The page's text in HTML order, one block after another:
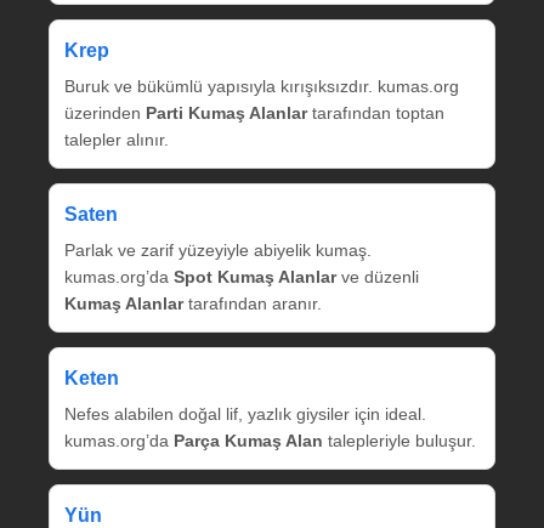
Krep
Buruk ve bükümlü yapısıyla kırışıksızdır. kumas.org
üzerinden Parti Kumaş Alanlartarafından toptan
talepler alınır.
Saten
Parlak ve zarif yüzeyiyle abiyelik kumaş.
kumas.org’da Spot Kumaş Alanlarve düzenli
Kumaş Alanlartarafından aranır.
Keten
Nefes alabilen doğal lif, yazlık giysiler için ideal.
kumas.org’da Parça Kumaş Alan talepleriyle buluşur.
Yün